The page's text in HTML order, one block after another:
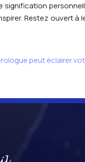
Restez ouvert
peut éclairer